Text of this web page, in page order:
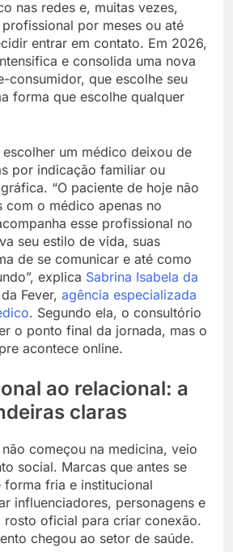
nas redes e, muitas vezes,
profissional por meses ou até
entrar em contato. Em 2026,
e consolida uma nova
consumidor, que escolhe seu
forma que escolhe qualquer
um médico deixou de
por indicação familiar ou
“O paciente de hoje não
com o médico apenas no
esse profissional no
seu estilo de vida, suas
de se comunicar e até como
explica Sabrina Isabela da
Fever, agência especializada
. Segundo ela, o consultório
o ponto final da jornada, mas o
acontece online.
ao relacional: a
claras
começou na medicina, veio
social. Marcas que antes se
forma fria e institucional
influenciadores, personagens e
oficial para criar conexão.
chegou ao setor de saúde.